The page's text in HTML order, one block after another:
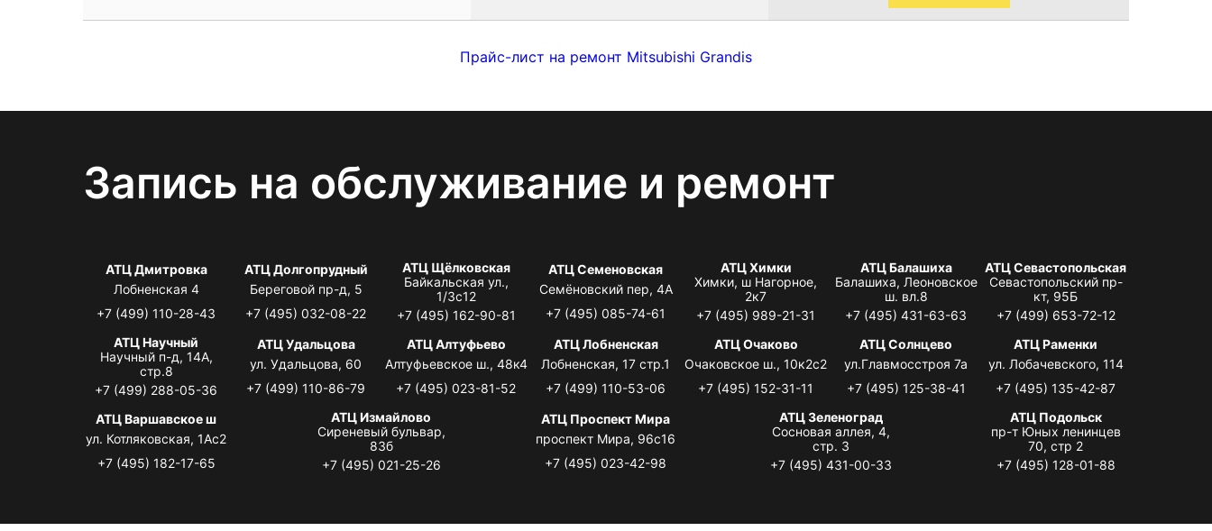
Прайс-лист на ремонт Mitsubishi Grandis
Запись на обслуживание и ремонт
АТЦ Дмитровка
Лобненская 4
+7 (499) 110-28-43
АТЦ Долгопрудный
Береговой пр-д, 5
+7 (495) 032-08-22
АТЦ Щёлковская
Байкальская ул.,
1/3с12
+7 (495) 162-90-81
АТЦ Семеновская
Семёновский пер, 4А
+7 (495) 085-74-61
АТЦ Химки
Химки, ш Нагорное,
2к7
+7 (495) 989-21-31
АТЦ Балашиха
Балашиха, Леоновское
ш. вл.8
+7 (495) 431-63-63
АТЦ Севастопольская
Севастопольский пр-
кт, 95Б
+7 (499) 653-72-12
АТЦ Научный
Научный п-д, 14А,
стр.8
+7 (499) 288-05-36
АТЦ Удальцова
ул. Удальцова, 60
+7 (499) 110-86-79
АТЦ Алтуфьево
Алтуфьевское ш., 48к4
+7 (495) 023-81-52
АТЦ Лобненская
Лобненская, 17 стр.1
+7 (499) 110-53-06
АТЦ Очаково
Очаковское ш., 10к2с2
+7 (495) 152-31-11
АТЦ Солнцево
ул.Главмосстроя 7а
+7 (495) 125-38-41
АТЦ Раменки
ул. Лобачевского, 114
+7 (495) 135-42-87
АТЦ Варшавское ш
ул. Котляковская, 1Ас2
+7 (495) 182-17-65
АТЦ Измайлово
Сиреневый бульвар,
83б
+7 (495) 021-25-26
АТЦ Проспект Мира
проспект Мира, 96с16
+7 (495) 023-42-98
АТЦ Зеленоград
Сосновая аллея, 4,
стр. 3
+7 (495) 431-00-33
АТЦ Подольск
пр-т Юных ленинцев
70, стр 2
+7 (495) 128-01-88